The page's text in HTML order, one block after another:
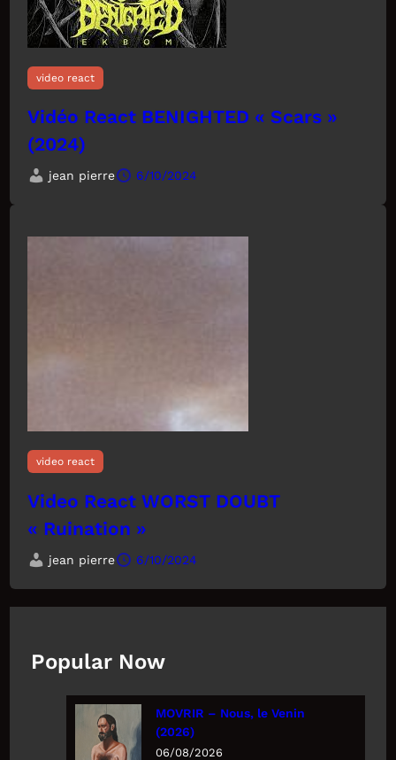
video react
Vidéo React BENIGHTED « Scars »
(2024)
jean pierre 6/10/2024
video react
Video React WORST DOUBT
« Ruination »
jean pierre 6/10/2024
Popular Now
MOVRIR – Nous, le Venin
(2026)
06/08/2026